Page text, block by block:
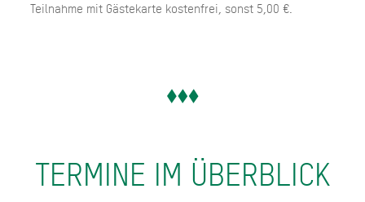
Teilnahme mit Gästekarte kostenfrei, sonst 5,00 €.
TERMINE IM ÜBERBLICK